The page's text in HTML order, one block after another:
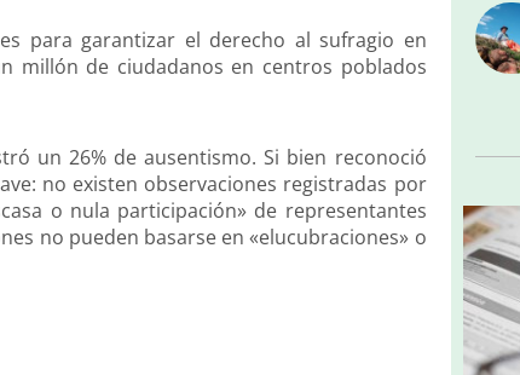
para garantizar el derecho al sufragio en
millón de ciudadanos en centros poblados
un 26% de ausentismo. Si bien reconoció
no existen observaciones registradas por
o nula participación» de representantes
no pueden basarse en «elucubraciones» o